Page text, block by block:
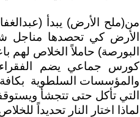
من(ملح الأرض) يبدأ
الأرض كي تحصدها مناجل
البورصة) حاملاً الخلاص لهم
كورس جماعي يضم الفقراء
والمؤسسات السلطوية بكافة
التي تأكل حتى تتجشأ
لماذا اختار النار تحديداً